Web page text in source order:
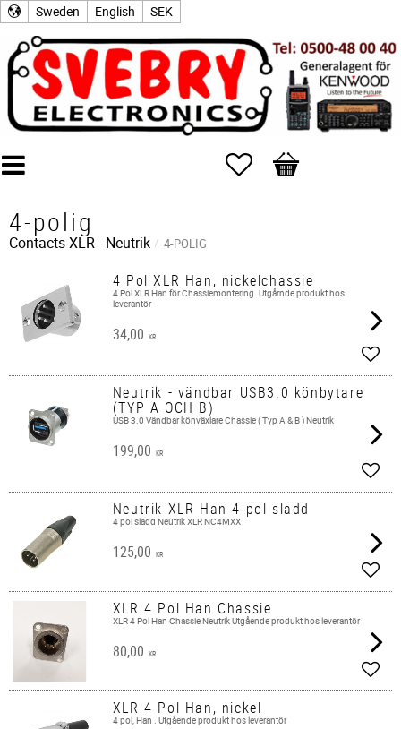
Sweden English SEK
Favorites
Basket
4-polig
ContactsXLR - Neutrik 4-POLIG
4 Pol XLR Han, nickelchassie
4 Pol XLR Han för Chassiemontering. Utgårnde produkt hos
leverantör
34,00 KR
Add
Neutrik - vändbar USB3.0 könbytare
(TYP A OCH B)
USB 3.0 Vändbar könväxlare Chassie ( Typ A & B ) Neutrik
199,00 KR
Add
Neutrik XLR Han 4 pol sladd
4 pol sladd Neutrik XLR NC4MXX
125,00 KR
Add
XLR 4 Pol Han Chassie
XLR 4 Pol Han Chassie Neutrik Utgående produkt hos leverantör
80,00 KR
Add
XLR 4 Pol Han, nickel
4 pol, Han . Utgående produkt hos leverantör